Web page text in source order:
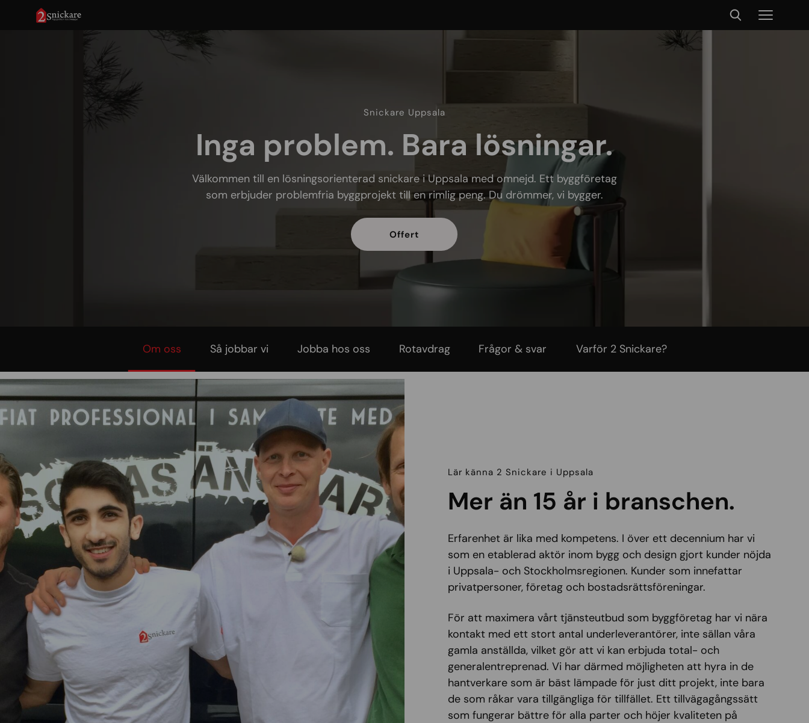
Snickare Uppsala
Inga problem. Bara lösningar.
Välkommen till en lösningsorienterad snickare i Uppsala med omnejd. Ett byggföretag
som erbjuder problemfria byggprojekt till en rimlig peng. Du drömmer, vi bygger.
Offert
Om oss Så jobbar vi Jobba hos oss Rotavdrag Frågor & svar Varför 2 Snickare?
Lär känna 2 Snickare i Uppsala
Mer än 15 år i branschen.
Erfarenhet är lika med kompetens. I över ett decennium har vi
som en etablerad aktör inom bygg och design gjort kunder nöjda
i Uppsala- och Stockholmsregionen. Kunder som innefattar
privatpersoner, företag och bostadsrättsföreningar.
För att maximera vårt tjänsteutbud som byggföretag har vi nära
kontakt med ett stort antal underleverantörer, inte sällan våra
gamla anställda, vilket gör att vi kan erbjuda total- och
generalentreprenad. Vi har därmed möjligheten att hyra in de
hantverkare som är bäst lämpade för just ditt projekt, inte bara
de som råkar vara tillgängliga för tillfället. Ett tillvägagångssätt
som fungerar bättre för alla parter och höjer kvaliteten på